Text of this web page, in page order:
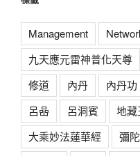
Management
九天應元雷神普化天尊
修道
內丹 內丹功
呂喦
呂洞賓 地藏
大乘妙法蓮華經
彌陀